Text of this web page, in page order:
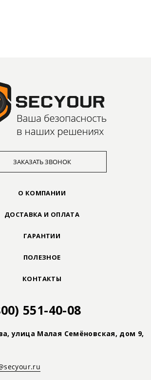
551-40-08
улица Малая Семёновская, дом 9,
ЗАКАЗАТЬ ЗВОНОК
О КОМПАНИИ
ДОСТАВКА И ОПЛАТА
ГАРАНТИИ
ПОЛЕЗНОЕ
КОНТАКТЫ